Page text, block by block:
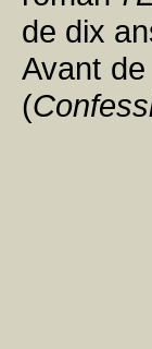
de dix
Avant
(